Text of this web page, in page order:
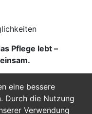
eine bessere
Durch die Nutzung
Verwendung
Pflege lebt –